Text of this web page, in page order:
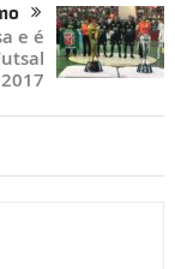
e é
2017